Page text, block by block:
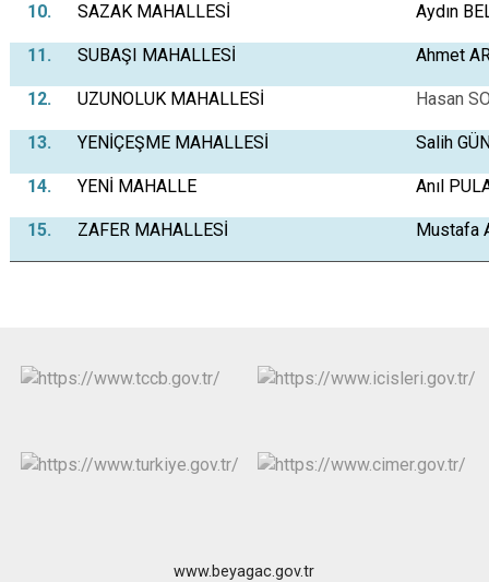
10. SAZAK MAHALLESİ Aydın
11. SUBAŞI MAHALLESİ Ahmet
12. UZUNOLUK MAHALLESİ Hasan
13. YENİÇEŞME MAHALLESİ Salih
14. YENİ MAHALLE Anıl
15. ZAFER MAHALLESİ Mustafa
www.beyagac.gov.tr